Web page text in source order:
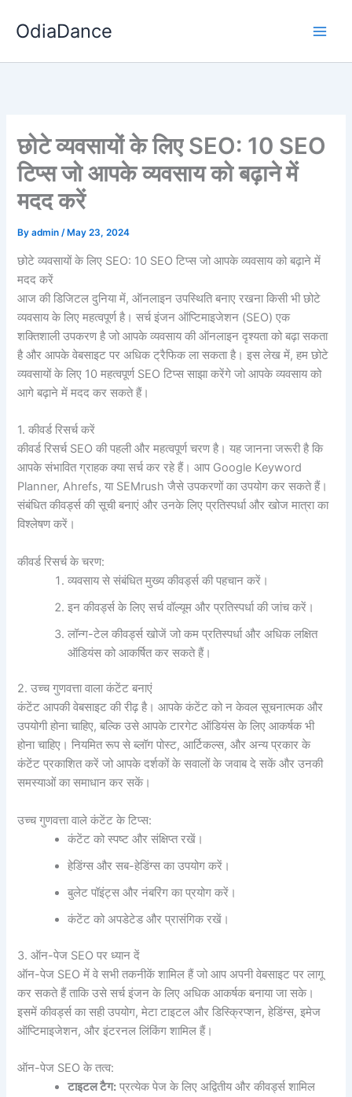
OdiaDance
छोटे व्यवसायों के लिए SEO: 10 SEO
टिप्स जो आपके व्यवसाय को बढ़ाने में
मदद करें
Byadmin/ May 23, 2024
छोटे व्यवसायों के लिए SEO: 10 SEO टिप्स जो आपके व्यवसाय को बढ़ाने में
मदद करें
आज की डिजिटल दुनिया में, ऑनलाइन उपस्थिति बनाए रखना किसी भी छोटे
व्यवसाय के लिए महत्वपूर्ण है। सर्च इंजन ऑप्टिमाइजेशन (SEO) एक
शक्तिशाली उपकरण है जो आपके व्यवसाय की ऑनलाइन दृश्यता को बढ़ा सकता
है और आपके वेबसाइट पर अधिक ट्रैफिक ला सकता है। इस लेख में, हम छोटे
व्यवसायों के लिए 10 महत्वपूर्ण SEO टिप्स साझा करेंगे जो आपके व्यवसाय को
आगे बढ़ाने में मदद कर सकते हैं।
1. कीवर्ड रिसर्च करें
कीवर्ड रिसर्च SEO की पहली और महत्वपूर्ण चरण है। यह जानना जरूरी है कि
आपके संभावित ग्राहक क्या सर्च कर रहे हैं। आप Google Keyword
Planner, Ahrefs, या SEMrush जैसे उपकरणों का उपयोग कर सकते हैं।
संबंधित कीवर्ड्स की सूची बनाएं और उनके लिए प्रतिस्पर्धा और खोज मात्रा का
विश्लेषण करें।
कीवर्ड रिसर्च के चरण:
व्यवसाय से संबंधित मुख्य कीवर्ड्स की पहचान करें।
इन कीवर्ड्स के लिए सर्च वॉल्यूम और प्रतिस्पर्धा की जांच करें।
लॉन्ग-टेल कीवर्ड्स खोजें जो कम प्रतिस्पर्धा और अधिक लक्षित
ऑडियंस को आकर्षित कर सकते हैं।
2. उच्च गुणवत्ता वाला कंटेंट बनाएं
कंटेंट आपकी वेबसाइट की रीढ़ है। आपके कंटेंट को न केवल सूचनात्मक और
उपयोगी होना चाहिए, बल्कि उसे आपके टारगेट ऑडियंस के लिए आकर्षक भी
होना चाहिए। नियमित रूप से ब्लॉग पोस्ट, आर्टिकल्स, और अन्य प्रकार के
कंटेंट प्रकाशित करें जो आपके दर्शकों के सवालों के जवाब दे सकें और उनकी
समस्याओं का समाधान कर सकें।
उच्च गुणवत्ता वाले कंटेंट के टिप्स:
कंटेंट को स्पष्ट और संक्षिप्त रखें।
हेडिंग्स और सब-हेडिंग्स का उपयोग करें।
बुलेट पॉइंट्स और नंबरिंग का प्रयोग करें।
कंटेंट को अपडेटेड और प्रासंगिक रखें।
3. ऑन-पेज SEO पर ध्यान दें
ऑन-पेज SEO में वे सभी तकनीकें शामिल हैं जो आप अपनी वेबसाइट पर लागू
कर सकते हैं ताकि उसे सर्च इंजन के लिए अधिक आकर्षक बनाया जा सके।
इसमें कीवर्ड्स का सही उपयोग, मेटा टाइटल और डिस्क्रिप्शन, हेडिंग्स, इमेज
ऑप्टिमाइजेशन, और इंटरनल लिंकिंग शामिल हैं।
ऑन-पेज SEO के तत्व:
टाइटल टैग: प्रत्येक पेज के लिए अद्वितीय और कीवर्ड्स शामिल